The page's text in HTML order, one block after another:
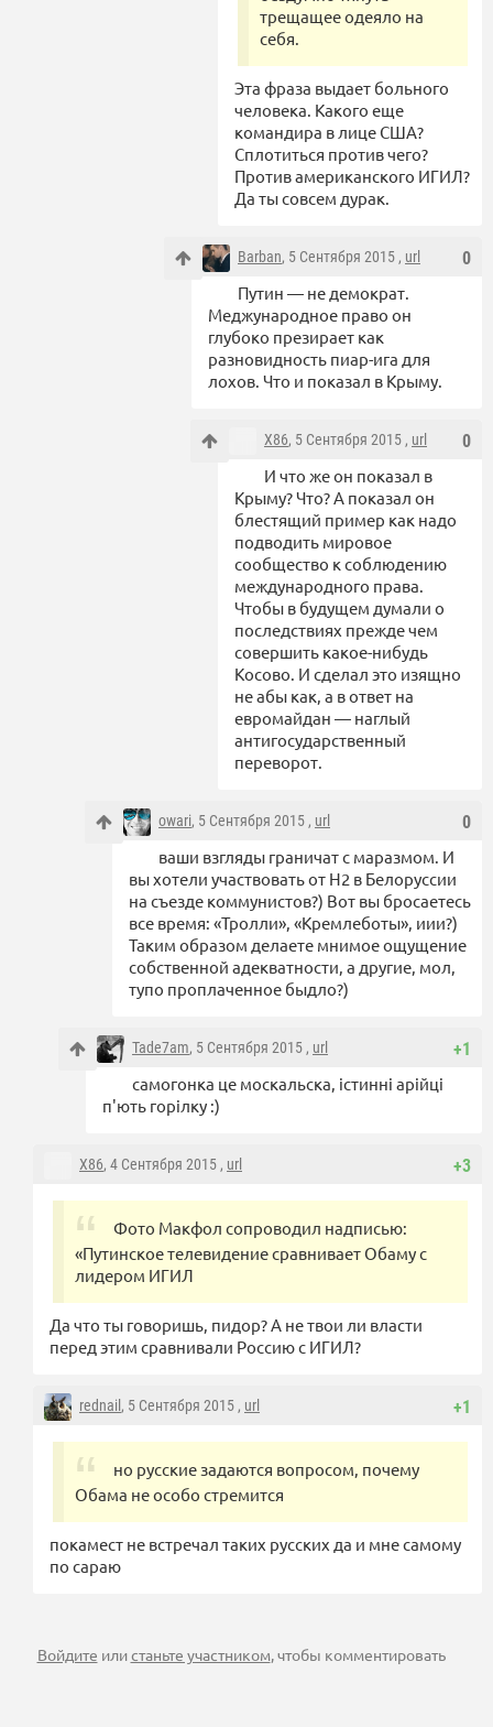
трещащее одеяло на
себя.
Эта фраза выдает больного
человека. Какого еще
командира в лице США?
Сплотиться против чего?
Против американского ИГИЛ?
Да ты совсем дурак.
0
Barban, 5 Сентября 2015 , url
Путин — не демократ.
Меджународное право он
глубоко презирает как
разновидность пиар-ига для
лохов. Что и показал в Крыму.
0
X86, 5 Сентября 2015 , url
И что же он показал в
Крыму? Что? А показал он
блестящий пример как надо
подводить мировое
сообщество к соблюдению
международного права.
Чтобы в будущем думали о
последствиях прежде чем
совершить какое-нибудь
Косово. И сделал это изящно
не абы как, а в ответ на
евромайдан — наглый
антигосударственный
переворот.
0
owari, 5 Сентября 2015 , url
ваши взгляды граничат с маразмом. И
вы хотели участвовать от Н2 в Белоруссии
на съезде коммунистов?) Вот вы бросаетесь
все время: «Тролли», «Кремлеботы», иии?)
Таким образом делаете мнимое ощущение
собственной адекватности, а другие, мол,
тупо проплаченное быдло?)
+1
Tade7am, 5 Сентября 2015 , url
самогонка це москальска, істинні арійці
п'ють горілку :)
+3
X86, 4 Сентября 2015 , url
Фото Макфол сопроводил надписью:
«Путинское телевидение сравнивает Обаму с
лидером ИГИЛ
Да что ты говоришь, пидор? А не твои ли власти
перед этим сравнивали Россию с ИГИЛ?
+1
rednail , 5 Сентября 2015 , url
но русские задаются вопросом, почему
Обама не особо стремится
покамест не встречал таких русских да и мне самому
по сараю
Войдите илистаньте участником, чтобы комментировать